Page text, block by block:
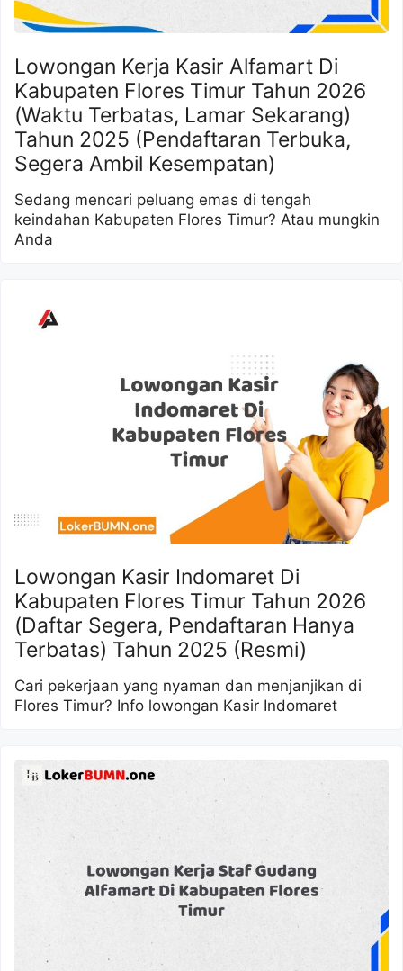
Lowongan Kerja Kasir Alfamart Di
Kabupaten Flores Timur Tahun 2026
(Waktu Terbatas, Lamar Sekarang)
Tahun 2025 (Pendaftaran Terbuka,
Segera Ambil Kesempatan)
Sedang mencari peluang emas di tengah
keindahan Kabupaten Flores Timur? Atau mungkin
Anda
Lowongan Kasir Indomaret Di
Kabupaten Flores Timur Tahun 2026
(Daftar Segera, Pendaftaran Hanya
Terbatas) Tahun 2025 (Resmi)
Cari pekerjaan yang nyaman dan menjanjikan di
Flores Timur? Info lowongan Kasir Indomaret